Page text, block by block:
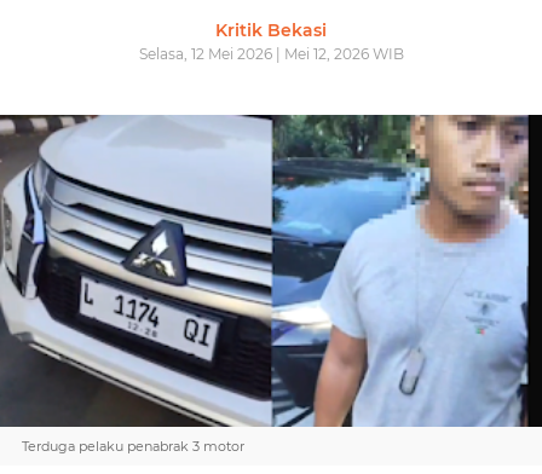
Kritik Bekasi
Selasa, 12 Mei 2026 | Mei 12, 2026 WIB
Terduga pelaku penabrak 3 motor